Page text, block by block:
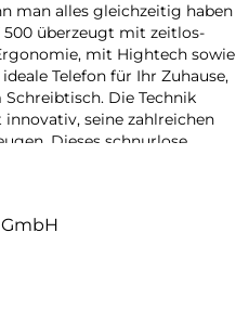
man alles gleichzeitig haben
500 überzeugt mit zeitlos-
mit Hightech sowie
Telefon für Ihr Zuhause,
Die Technik
seine zahlreichen
Dieses schnurlose
auch hören lassen: Seine
integrierter
Hände frei. Die
500A bietet zudem einen
einer
30 Minuten.